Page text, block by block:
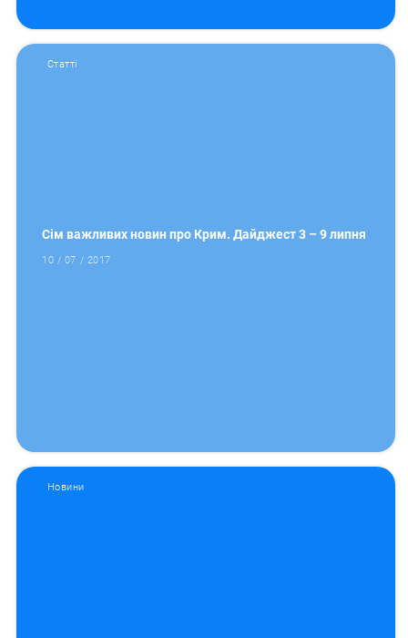
Статті
Сім важливих новин про Крим. Дайджест 3 – 9 липня
10 / 07 / 2017
Новини